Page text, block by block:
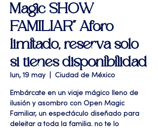
Magic SHOW
FAMILIAR" Aforo
limitado, reserva solo
si tienes disponibilidad
lun, 19 may
  |
Ciudad de México
Embárcate en un viaje mágico lleno de
ilusión y asombro con Open Magic
Familiar, un espectáculo diseñado para
deleitar a toda la familia. no te lo